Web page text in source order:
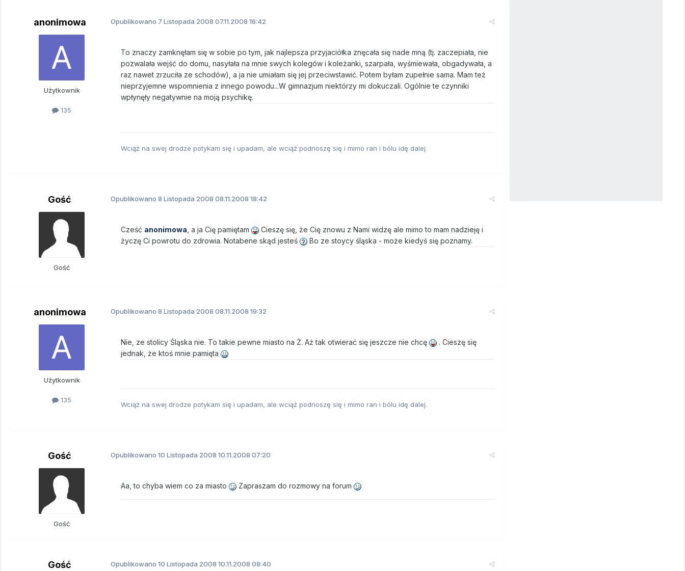
anonimowa
Użytkownik
135
Opublikowano 7 Listopada 2008 07.11.2008 16:42
To znaczy zamknęłam się w sobie po tym, jak najlepsza przyjaciółka znęcała się nade mną (tj. zaczepiała, nie
pozwalała wejść do domu, nasyłała na mnie swych kolegów i koleżanki, szarpała, wyśmiewała, obgadywała, a
raz nawet zrzuciła ze schodów), a ja nie umiałam się jej przeciwstawić. Potem byłam zupełnie sama. Mam też
nieprzyjemne wspomnienia z innego powodu...W gimnazjum niektórzy mi dokuczali. Ogólnie te czynniki
wpłynęły negatywnie na moją psychikę.
Wciąż na swej drodze potykam się i upadam, ale wciąż podnoszę się i mimo ran i bólu idę dalej.
Gość
Gość
Opublikowano 8 Listopada 2008 08.11.2008 18:42
Cześć anonimowa , a ja Cię pamiętam
Cieszę się, że Cię znowu z Nami widzę ale mimo to mam nadzieję i
życzę Ci powrotu do zdrowia. Notabene skąd jesteś
Bo ze stoycy śląska - może kiedyś się poznamy.
anonimowa
Użytkownik
135
Opublikowano 8 Listopada 2008 08.11.2008 19:32
Nie, ze stolicy Śląska nie. To takie pewne miasto na Ż. Aż tak otwierać się jeszcze nie chcę
. Cieszę się
jednak, że ktoś mnie pamięta
Wciąż na swej drodze potykam się i upadam, ale wciąż podnoszę się i mimo ran i bólu idę dalej.
Gość
Gość
Opublikowano 10 Listopada 2008 10.11.2008 07:20
Aa, to chyba wiem co za miasto Zapraszam do rozmowy na forum
Gość Opublikowano 10 Listopada 2008 10.11.2008 08:40